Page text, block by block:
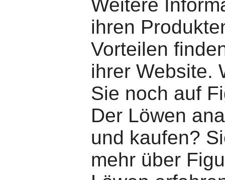
Weitere
ihren
Vorteilen
ihrer Website.
Sie noch auf
Der Löwen
und kaufen?
mehr über